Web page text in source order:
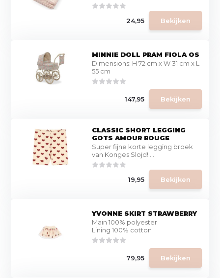
24,95 Bekijken
MINNIE DOLL PRAM FIOLA OS
Dimensions: H 72 cm x W 31 cm x L
55 cm
147,95 Bekijken
CLASSIC SHORT LEGGING
GOTS AMOUR ROUGE
Super fijne korte legging broek
van Konges Slojd! ...
19,95 Bekijken
YVONNE SKIRT STRAWBERRY
Main 100% polyester
Lining 100% cotton
79,95 Bekijken